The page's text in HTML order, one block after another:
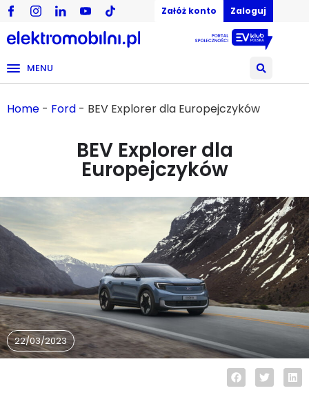
Załóż konto Zaloguj
MENU
Home - Ford - BEV Explorer dla Europejczyków
BEV Explorer dla
Europejczyków
22/03/2023